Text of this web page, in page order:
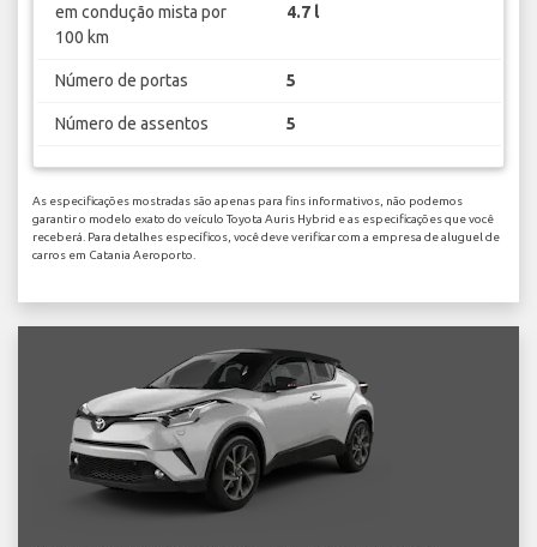
em condução mista por
100 km
4.7 l
Número de portas 5
Número de assentos 5
As especificações mostradas são apenas para fins informativos, não podemos
garantir o modelo exato do veículo Toyota Auris Hybrid e as especificações que você
receberá. Para detalhes específicos, você deve verificar com a empresa de aluguel de
carros em Catania Aeroporto.